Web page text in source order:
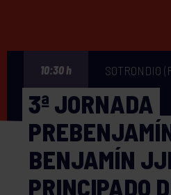
10:30 h SOTRONDIO
3ª JORNADA
BENJAMÍN
PRINCIPADO